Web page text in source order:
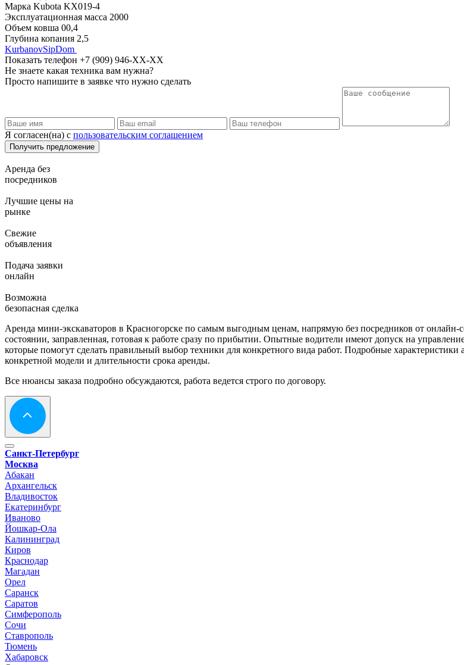
Марка Kubota KX019-4
Эксплуатационная масса 2000
Объем ковша 00,4
Глубина копания 2,5
KurbanovSipDom
Показать телефон +7 (909) 946-XX-XX
Не знаете какая техника вам нужна?
Просто напишите в заявке что нужно сделать
Я согласен(на) с пользовательским соглашением
Аренда без
посредников
Лучшие цены на
рынке
Свежие
объявления
Подача заявки
онлайн
Возможна
безопасная сделка
Аренда мини-экскаваторов в Красногорске по самым выгодным ценам, напрямую без посредников от онлайн-
состоянии, заправленная, готовая к работе сразу по прибытии. Опытные водители имеют допуск на
которые помогут сделать правильный выбор техники для конкретного вида работ. Подробные
конкретной модели и длительности срока аренды.
Все нюансы заказа подробно обсуждаются, работа ведется строго по договору.
Санкт-Петербург
Москва
Абакан
Архангельск
Владивосток
Екатеринбург
Иваново
Йошкар-Ола
Калининград
Киров
Краснодар
Магадан
Орел
Саранск
Саратов
Симферополь
Сочи
Ставрополь
Тюмень
Хабаровск